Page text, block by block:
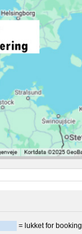
= lukket for booking